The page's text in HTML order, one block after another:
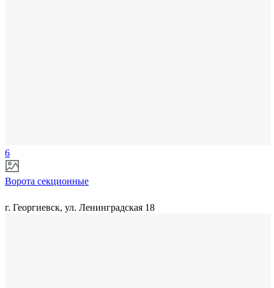
6
Ворота секционные
г. Георгиевск, ул. Ленинградская 18